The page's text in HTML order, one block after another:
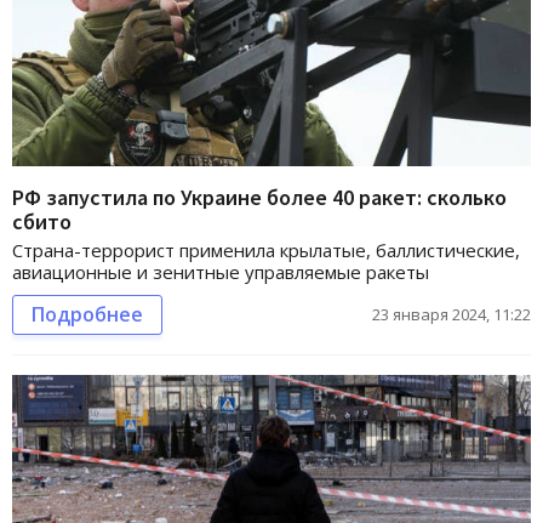
РФ запустила по Украине более 40 ракет: сколько
сбито
Страна-террорист применила крылатые, баллистические,
авиационные и зенитные управляемые ракеты
Подробнее 23 января 2024, 11:22